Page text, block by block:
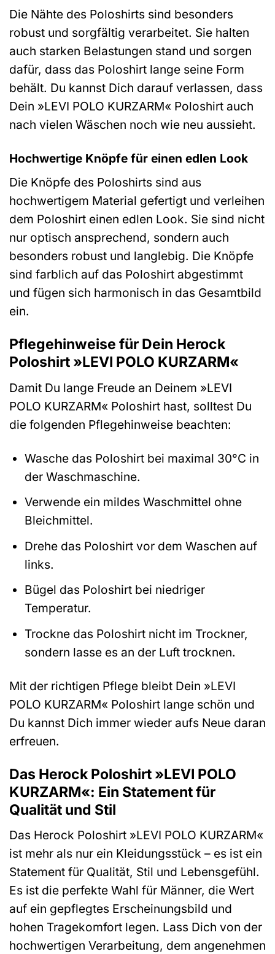
Die Nähte des Poloshirts sind besonders
robust und sorgfältig verarbeitet. Sie halten
auch starken Belastungen stand und sorgen
dafür, dass das Poloshirt lange seine Form
behält. Du kannst Dich darauf verlassen, dass
Dein »LEVI POLO KURZARM« Poloshirt auch
nach vielen Wäschen noch wie neu aussieht.
Hochwertige Knöpfe für einen edlen Look
Die Knöpfe des Poloshirts sind aus
hochwertigem Material gefertigt und verleihen
dem Poloshirt einen edlen Look. Sie sind nicht
nur optisch ansprechend, sondern auch
besonders robust und langlebig. Die Knöpfe
sind farblich auf das Poloshirt abgestimmt
und fügen sich harmonisch in das Gesamtbild
ein.
Pflegehinweise für Dein Herock
Poloshirt »LEVI POLO KURZARM«
Damit Du lange Freude an Deinem »LEVI
POLO KURZARM« Poloshirt hast, solltest Du
die folgenden Pflegehinweise beachten:
Wasche das Poloshirt bei maximal 30°C in
der Waschmaschine.
Verwende ein mildes Waschmittel ohne
Bleichmittel.
Drehe das Poloshirt vor dem Waschen auf
links.
Bügel das Poloshirt bei niedriger
Temperatur.
Trockne das Poloshirt nicht im Trockner,
sondern lasse es an der Luft trocknen.
Mit der richtigen Pflege bleibt Dein »LEVI
POLO KURZARM« Poloshirt lange schön und
Du kannst Dich immer wieder aufs Neue daran
erfreuen.
Das Herock Poloshirt »LEVI POLO
KURZARM«: Ein Statement für
Qualität und Stil
Das Herock Poloshirt »LEVI POLO KURZARM«
ist mehr als nur ein Kleidungsstück – es ist ein
Statement für Qualität, Stil und Lebensgefühl.
Es ist die perfekte Wahl für Männer, die Wert
auf ein gepflegtes Erscheinungsbild und
hohen Tragekomfort legen. Lass Dich von der
hochwertigen Verarbeitung, dem angenehmen